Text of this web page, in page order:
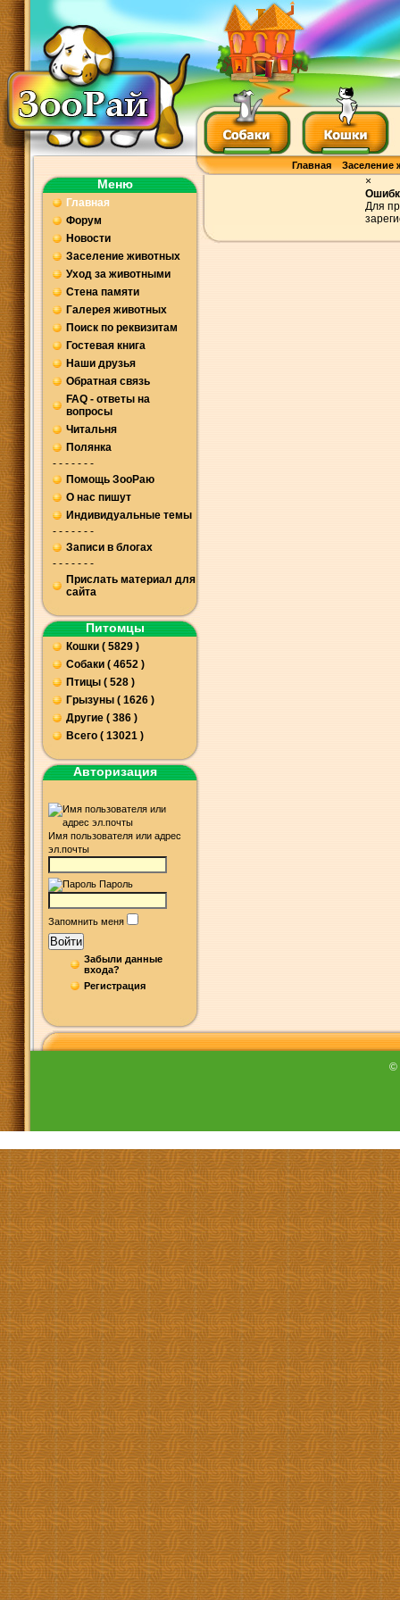
Главная Заселение
Меню
Главная
Форум
Новости
Заселение животных
Уход за животными
Стена памяти
Галерея животных
Поиск по реквизитам
Гостевая книга
Наши друзья
Обратная связь
FAQ - ответы на
вопросы
Читальня
Полянка
- - - - - - -
Помощь ЗооРаю
О нас пишут
Индивидуальные темы
- - - - - - -
Записи в блогах
- - - - - - -
Прислать материал для
сайта
Питомцы
Кошки ( 5829 )
Собаки ( 4652 )
Птицы ( 528 )
Грызуны ( 1626 )
Другие ( 386 )
Всего ( 13021 )
Авторизация
Имя пользователя или адрес
эл.почты
Пароль
Запомнить меня
Войти
Забыли данные
входа?
Регистрация
×
Для
©